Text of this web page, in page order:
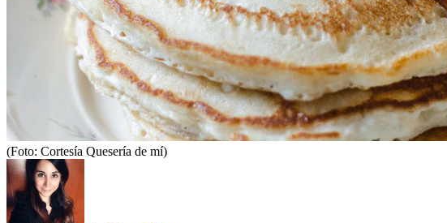
(Foto: Cortesía Quesería de mí)